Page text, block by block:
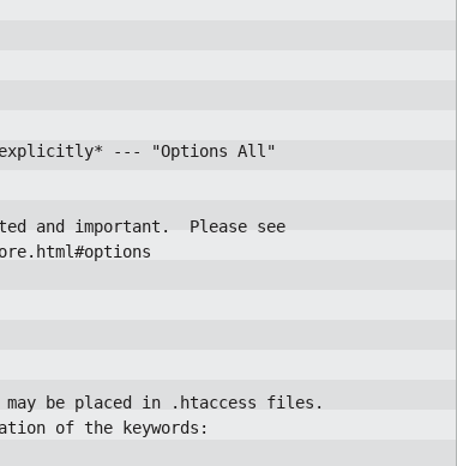
--- "Options All"
and important.  Please see
be placed in .htaccess files.
of the keywords: